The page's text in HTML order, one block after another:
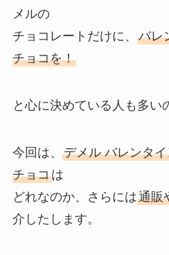
メルの
チョコレートだけに、 バレ
チョコを！
と心に決めている人も多い
今回は、 デメル バレンタ
チョコは
どれなのか、さらには通販
介したします。